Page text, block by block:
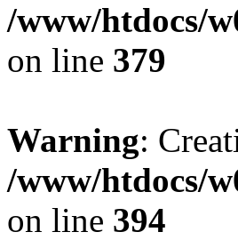
/www/htdocs/
on line 379
Warning:
/www/htdocs/
on line 394